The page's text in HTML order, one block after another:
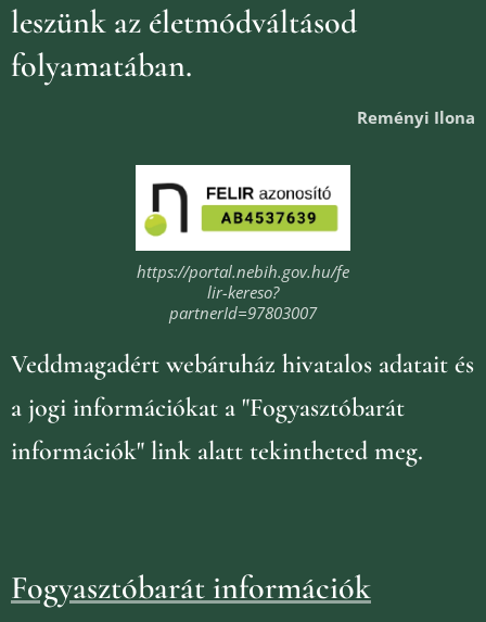
leszünk az életmódváltásod
folyamatában.
Reményi Ilona
https://portal.nebih.gov.hu/fe
lir-kereso?
partnerId=97803007
Veddmagadért webáruház hivatalos adatait és
a jogi információkat a "Fogyasztóbarát
információk" link alatt tekintheted meg.
Fogyasztóbarát információk